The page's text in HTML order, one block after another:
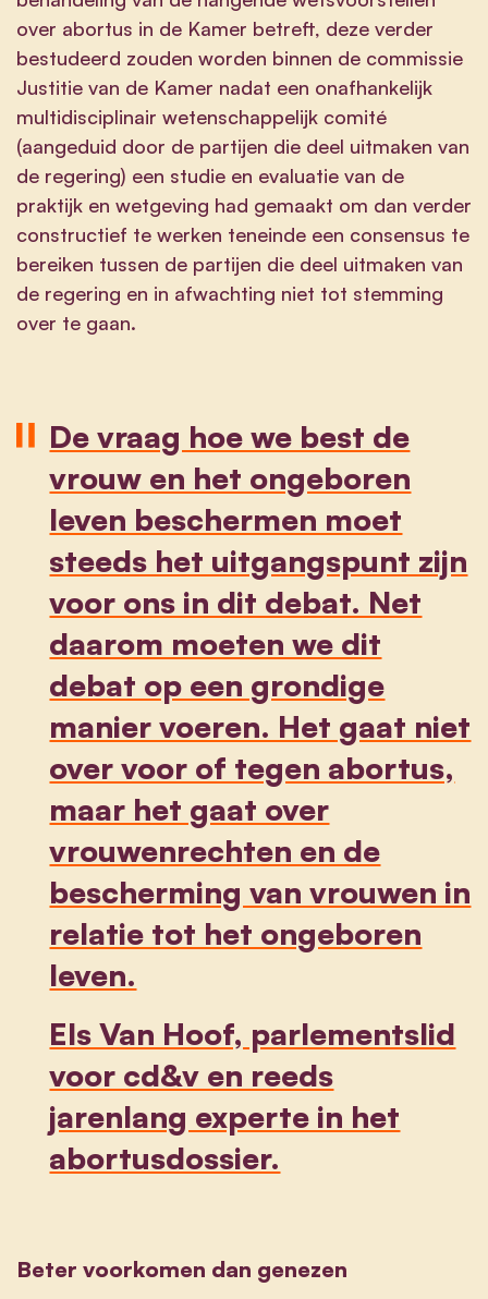
over abortus in de Kamer betreft, deze verder
bestudeerd zouden worden binnen de commissie
Justitie van de Kamer nadat een onafhankelijk
multidisciplinair wetenschappelijk comité
(aangeduid door de partijen die deel uitmaken van
de regering) een studie en evaluatie van de
praktijk en wetgeving had gemaakt om dan verder
constructief te werken teneinde een consensus te
bereiken tussen de partijen die deel uitmaken van
de regering en in afwachting niet tot stemming
over te gaan.
De vraag hoe we best de
vrouw en het ongeboren
leven beschermen moet
steeds het uitgangspunt zijn
voor ons in dit debat. Net
daarom moeten we dit
debat op een grondige
manier voeren. Het gaat niet
over voor of tegen abortus,
maar het gaat over
vrouwenrechten en de
bescherming van vrouwen in
relatie tot het ongeboren
leven.
Els Van Hoof, parlementslid
voor cd&v en reeds
jarenlang experte in het
abortusdossier.
Beter voorkomen dan genezen